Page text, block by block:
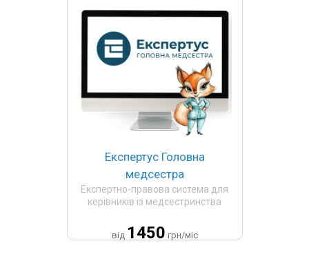
Експертус Головна
медсестра
Експертно-правова система для
керівників із медсестринства
від 1450 грн/міс